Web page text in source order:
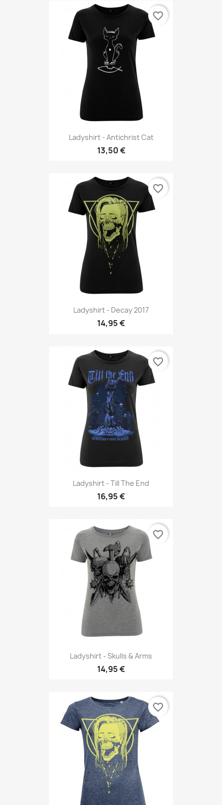
Ladyshirt - Antichrist Cat
13,50 €
favorite_border
Ladyshirt - Decay 2017
14,95 €
favorite_border
Ladyshirt - Till The End
16,95 €
favorite_border
Ladyshirt - Skulls & Arms
14,95 €
favorite_border
favorite_border